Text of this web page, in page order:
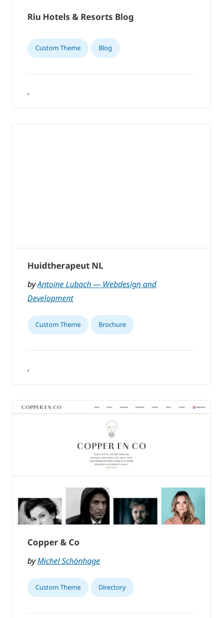
Riu Hotels & Resorts Blog
Custom Theme Blog
,
Huidtherapeut NL
byAntoine Lubach — Webdesign and
Development
Custom Theme Brochure
,
Copper & Co
byMichel Schönhage
Custom Theme Directory